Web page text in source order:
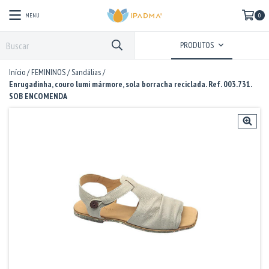
MENU 0
PRODUTOS
Início/FEMININOS/Sandálias/
Enrugadinha, couro lumi mármore, sola borracha reciclada. Ref. 003.731.
SOB ENCOMENDA